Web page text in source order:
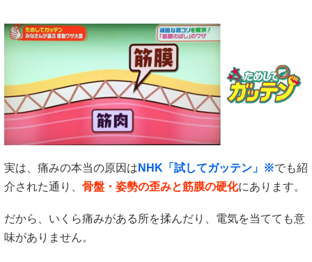
実は、痛みの本当の原因は NHK「試してガッテン」※でも紹
介された通り、 骨盤・姿勢の歪みと筋膜の硬化にあります。
だから、いくら痛みがある所を揉んだり、電気を当てても意
味がありません。